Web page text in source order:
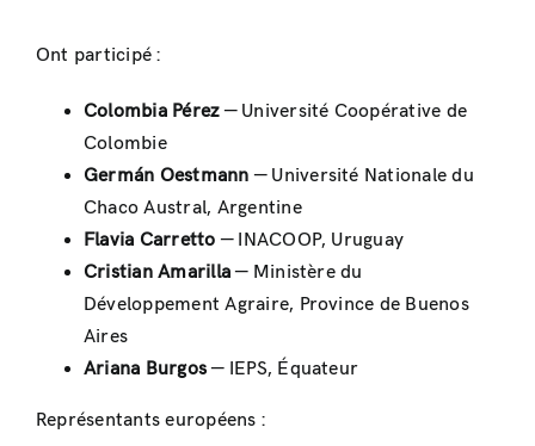
Ont participé :
Colombia Pérez— Université Coopérative de
Colombie
Germán Oestmann — Université Nationale du
Chaco Austral, Argentine
Flavia Carretto — INACOOP, Uruguay
Cristian Amarilla— Ministère du
Développement Agraire, Province de Buenos
Aires
Ariana Burgos— IEPS, Équateur
Représentants européens :